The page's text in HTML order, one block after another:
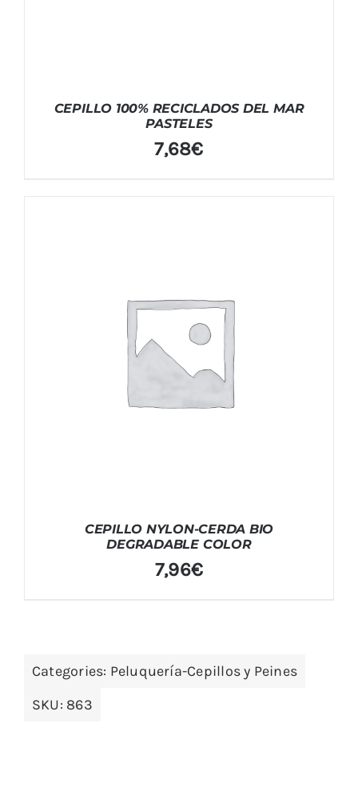
CEPILLO 100% RECICLADOS DEL MAR
PASTELES
7,68€
CEPILLO NYLON-CERDA BIO
DEGRADABLE COLOR
7,96€
Categories: Peluquería-Cepillos y Peines
SKU: 863